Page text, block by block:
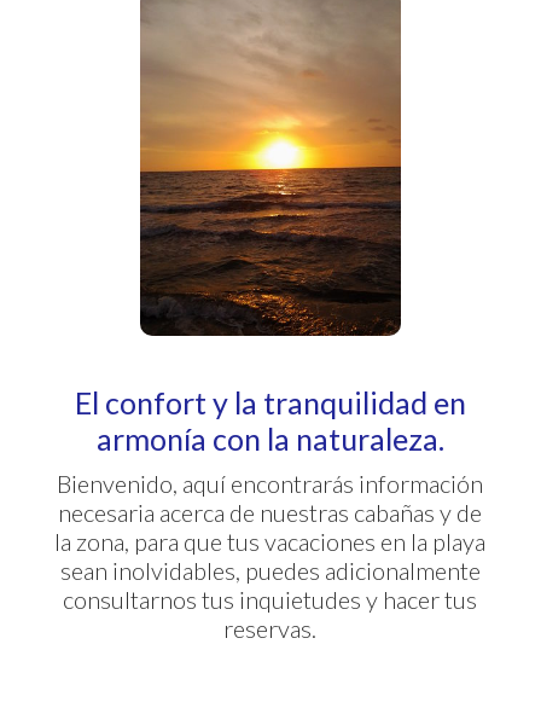
El confort y la tranquilidad en
armonía con la naturaleza.
Bienvenido, aquí encontrarás información
necesaria acerca de nuestras cabañas y de
la zona, para que tus vacaciones en la playa
sean inolvidables, puedes adicionalmente
consultarnos tus inquietudes y hacer tus
reservas.